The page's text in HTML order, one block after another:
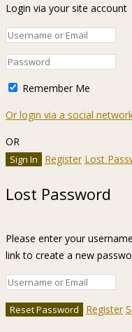
Login via your site account
Remember Me
Or login via a social
OR
Register Lost
Lost Password
Please enter your
link to create a new
Register